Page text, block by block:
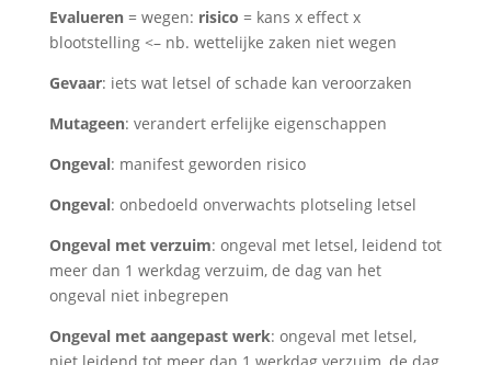
Evalueren= wegen: risico = kans x effect x
blootstelling <– nb. wettelijke zaken niet wegen
Gevaar: iets wat letsel of schade kan veroorzaken
Mutageen: verandert erfelijke eigenschappen
Ongeval: manifest geworden risico
Ongeval: onbedoeld onverwachts plotseling letsel
Ongeval met verzuim: ongeval met letsel, leidend tot
meer dan 1 werkdag verzuim, de dag van het
ongeval niet inbegrepen
Ongeval met aangepast werk: ongeval met letsel,